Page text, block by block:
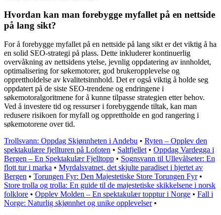
Hvordan kan man forebygge myfallet på en nettside
på lang sikt?
For å forebygge myfallet på en nettside på lang sikt er det viktig å ha
en solid SEO-strategi på plass. Dette inkluderer kontinuerlig
overvåkning av nettsidens ytelse, jevnlig oppdatering av innholdet,
optimalisering for søkemotorer, god brukeropplevelse og
opprettholdelse av kvalitetsinnhold. Det er også viktig å holde seg
oppdatert på de siste SEO-trendene og endringene i
søkemotoralgoritmene for å kunne tilpasse strategien etter behov.
Ved å investere tid og ressurser i forebyggende tiltak, kan man
redusere risikoen for myfall og opprettholde en god rangering i
søkemotorene over tid.
Trollsvann: Oppdag Skjønnheten i Andebu • Ryten – Opplev den
spektakulære fjellturen på Lofoten • Saltfjellet • Oppdag Vardegga i
Bergen – En Spektakulær Fjelltopp • Sognsvann til Ullevålseter: En
flott tur i marka • Myrdalsvatnet, det skjulte paradiset i hjertet av
Bergen • Torungen Fyr: Den Majestetiske Store Torungen Fyr•
Store trolla og trolla: En guide til de majestetiske skikkelsene i norsk
folklore • Opplev Molden – En spektakulær topptur i Norge • Fall i
Norge: Naturlig skjønnhet og unike opplevelser•